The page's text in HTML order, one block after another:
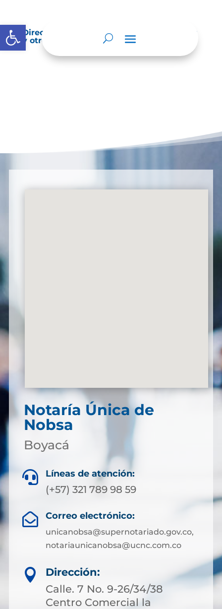
Abrir barra de herramientas
Directorio de agremiaciones, asociaciones
y otros grupos de interés
Notaría Única de
Nobsa
Boyacá
 Líneas de atención:
(+57) 321 789 98 59
 Correo electrónico:
unicanobsa@supernotariado.gov.co,
notariaunicanobsa@ucnc.com.co

Dirección:
Calle. 7 No. 9-26/34/38
Centro Comercial la